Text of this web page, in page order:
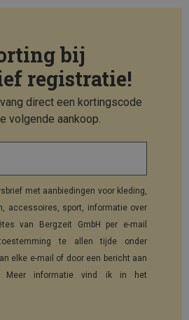
bij
registratie!
direct een kortingscode
volgende aankoop.
met aanbiedingen voor kleding,
accessoires, sport, informatie over
van Bergzeit GmbH per e-mail
te allen tijde onder
elke e-mail of door een bericht aan
Meer informatie vind ik in het